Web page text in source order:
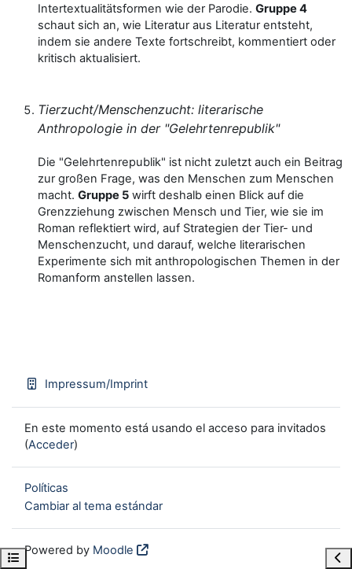
Open course index
Intertextualitätsformen wie der Parodie. Gruppe 4
schaut sich an, wie Literatur aus Literatur entsteht,
indem sie andere Texte fortschreibt, kommentiert oder
kritisch aktualisiert.
Tierzucht/Menschenzucht: literarische
Anthropologie in der "Gelehrtenrepublik"
Die "Gelehrtenrepublik" ist nicht zuletzt auch ein Beitrag
zur großen Frage, was den Menschen zum Menschen
macht. Gruppe 5 wirft deshalb einen Blick auf die
Grenzziehung zwischen Mensch und Tier, wie sie im
Roman reflektiert wird, auf Strategien der Tier- und
Menschenzucht, und darauf, welche literarischen
Experimente sich mit anthropologischen Themen in der
Romanform anstellen lassen.
Impressum/Imprint
En este momento está usando el acceso para invitados
(Acceder)
Políticas
Cambiar al tema estándar
Powered by Moodle